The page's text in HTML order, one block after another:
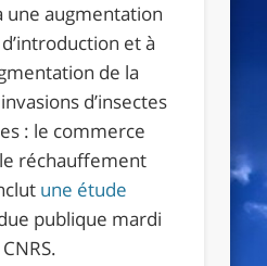
une augmentation
et à
de la
d’insectes
: le commerce
réchauffement
une étude
publique mardi
CNRS.